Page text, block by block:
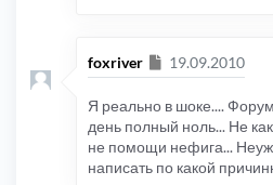
foxriver Сообщение
19.09.2010
Я реально в шоке....
день полный ноль... Не
не помощи нефига...
написать по какой